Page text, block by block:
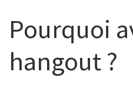
Pourquoi
hangout ?